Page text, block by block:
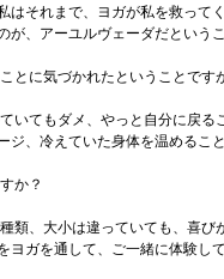
それまで、ヨガが私を救っ
、アーユルヴェーダだとい
とに気づかれたということで
いてもダメ、やっと自分に戻
、冷えていた身体を温める
か？
類、大小は違っていても、喜
ガを通して、ご一緒に体験し